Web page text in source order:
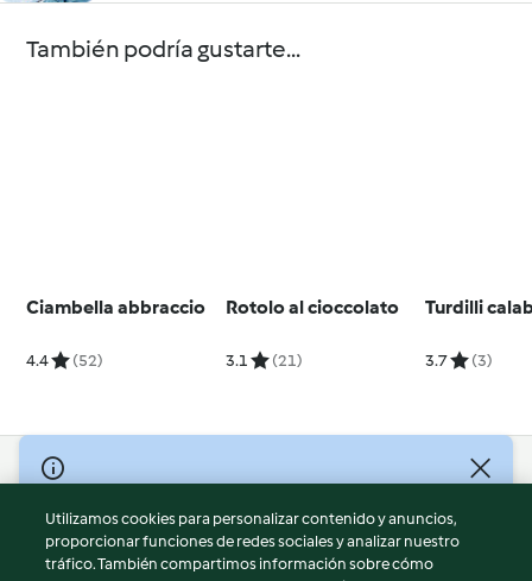
También podría gustarte...
Ciambella abbraccio
4.4 (52)
Rotolo al cioccolato
3.1 (21)
Turdilli
3.7 (3)
© Copyright 2026
Términos de uso
Política de privacidad
Utilizamos cookies para personalizar contenido y anuncios,
proporcionar funciones de redes sociales y analizar nuestro
tráfico. También compartimos información sobre cómo